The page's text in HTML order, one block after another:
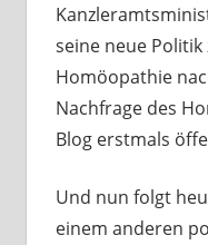
seine neue
Homöopathie
Nachfrage des
Blog erstmals
Und nun folgt
einem anderen